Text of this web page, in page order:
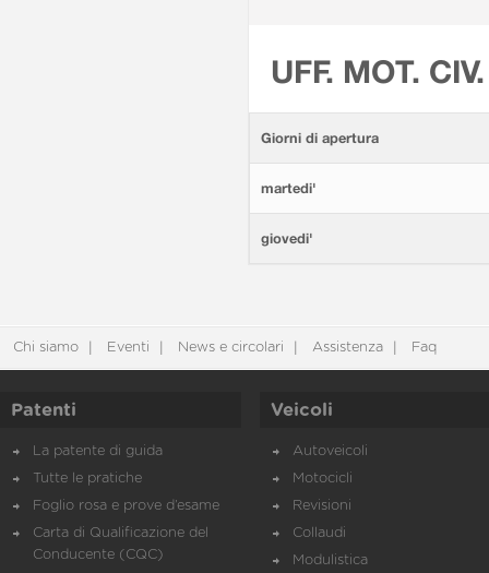
UFF. MOT.
Giorni di apertura
martedi'
giovedi'
Chi siamo Eventi News e circolari Assistenza Faq
Patenti
La patente di guida
Tutte le pratiche
Foglio rosa e prove d’esame
Carta di Qualificazione del
Conducente (CQC)
Veicoli
Autoveicoli
Motocicli
Revisioni
Collaudi
Modulistica